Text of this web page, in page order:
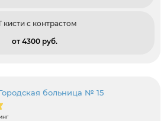
кисти с контрастом
от 4300 pуб.
больница № 15